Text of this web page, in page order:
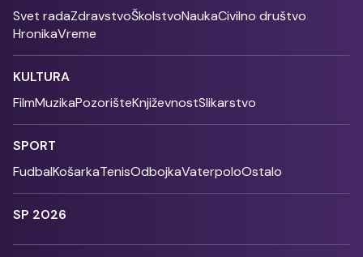
Svet radaZdravstvoŠkolstvoNaukaCivilno društvo
HronikaVreme
KULTURA
FilmMuzikaPozorišteKnjiževnostSlikarstvo
SPORT
FudbalKošarkaTenisOdbojkaVaterpoloOstalo
SP 2026